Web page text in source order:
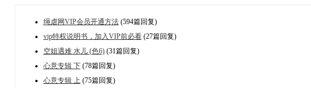
绳虐网VIP会员开通方法(594篇回复)
vip特权说明书，加入VIP前必看(27篇回复)
空姐遇难 水儿 (色6)(31篇回复)
心意专辑 下(78篇回复)
心意专辑 上(75篇回复)